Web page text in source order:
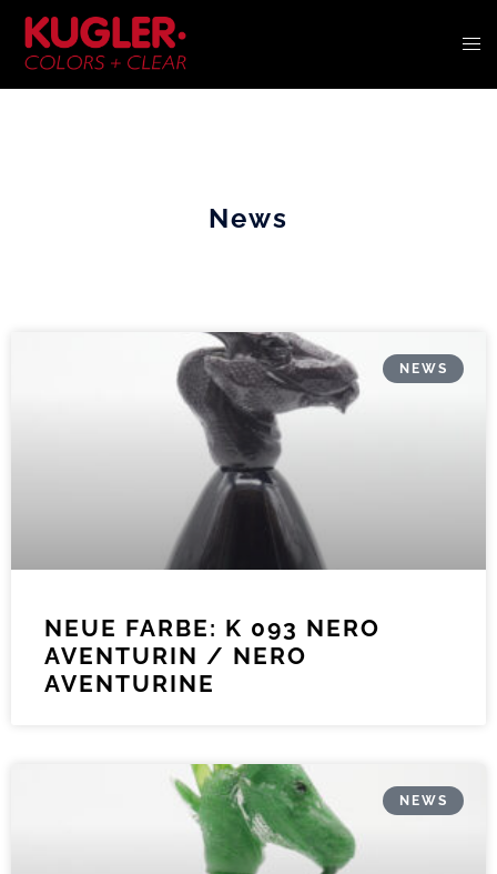
News
NEWS
NEUE FARBE: K 093 NERO
AVENTURIN / NERO
AVENTURINE
NEWS